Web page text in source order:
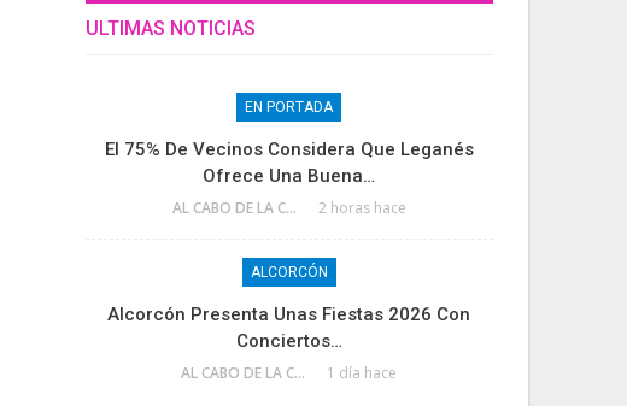
ULTIMAS NOTICIAS
EN PORTADA
El 75% De Vecinos Considera Que Leganés
Ofrece Una Buena…
AL CABO DE LA CALLE 2 horas hace
ALCORCÓN
Alcorcón Presenta Unas Fiestas 2026 Con
Conciertos…
AL CABO DE LA CALLE 1 día hace